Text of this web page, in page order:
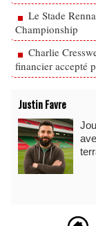
Le Stade
Championship
Charlie
financier accepté
Justin Favre